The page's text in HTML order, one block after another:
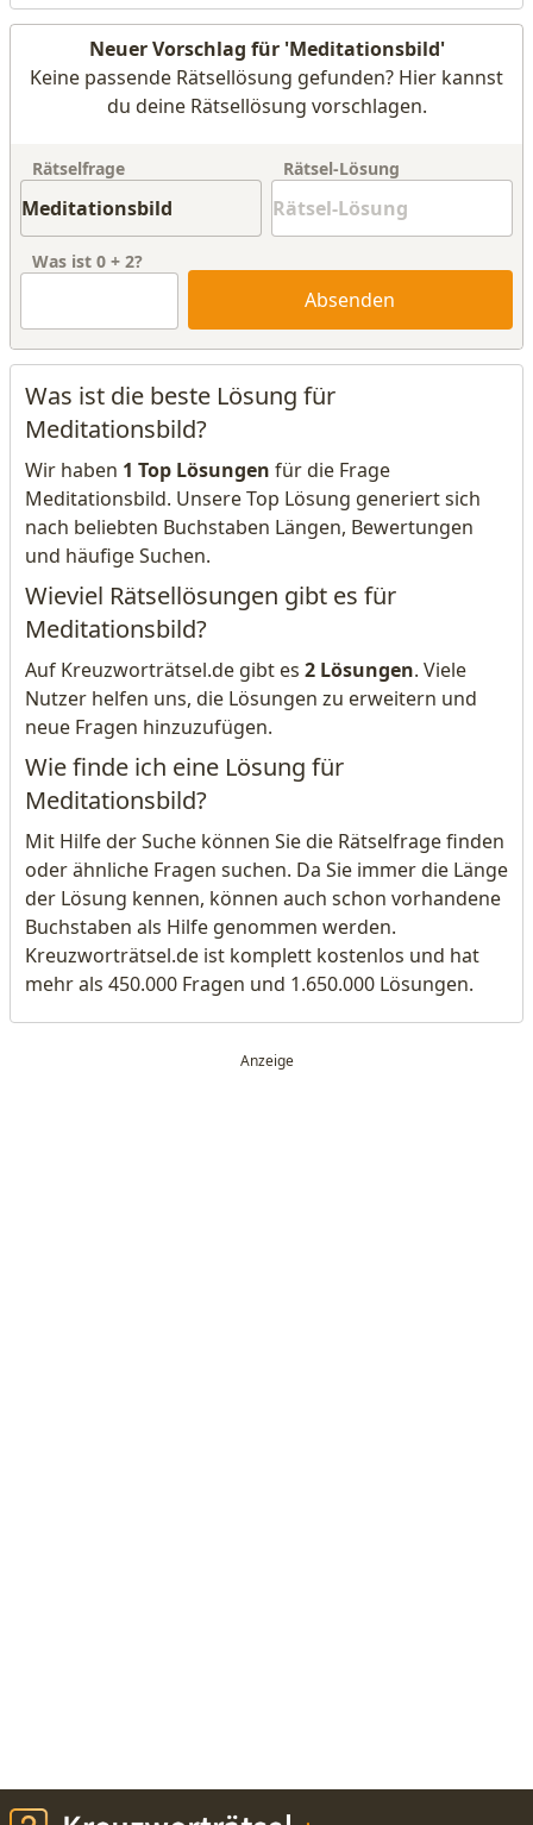
Neuer Vorschlag für 'Meditationsbild'
Keine passende Rätsellösung gefunden? Hier kannst
du deine Rätsellösung vorschlagen.
Rätselfrage Rätsel-Lösung
Was ist 0 + 2?
Absenden
Was ist die beste Lösung für
Meditationsbild?
Wir haben 1 Top Lösungen für die Frage
Meditationsbild. Unsere Top Lösung generiert sich
nach beliebten Buchstaben Längen, Bewertungen
und häufige Suchen.
Wieviel Rätsellösungen gibt es für
Meditationsbild?
Auf Kreuzworträtsel.de gibt es 2 Lösungen. Viele
Nutzer helfen uns, die Lösungen zu erweitern und
neue Fragen hinzuzufügen.
Wie finde ich eine Lösung für
Meditationsbild?
Mit Hilfe der Suche können Sie die Rätselfrage finden
oder ähnliche Fragen suchen. Da Sie immer die Länge
der Lösung kennen, können auch schon vorhandene
Buchstaben als Hilfe genommen werden.
Kreuzworträtsel.de ist komplett kostenlos und hat
mehr als 450.000 Fragen und 1.650.000 Lösungen.